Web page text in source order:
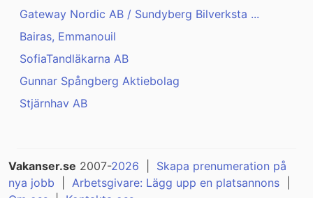
Gateway Nordic AB / Sundyberg Bilverksta ...
Bairas, Emmanouil
SofiaTandläkarna AB
Gunnar Spångberg Aktiebolag
Stjärnhav AB
Vakanser.se 2007-2026
Skapa prenumeration på
nya jobb
Arbetsgivare: Lägg upp en platsannons